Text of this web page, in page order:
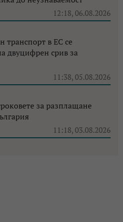
12:18, 06.08.2026
транспорт в ЕС се
двуцифрен срив за
11:38, 05.08.2026
за разплащане
11:18, 03.08.2026